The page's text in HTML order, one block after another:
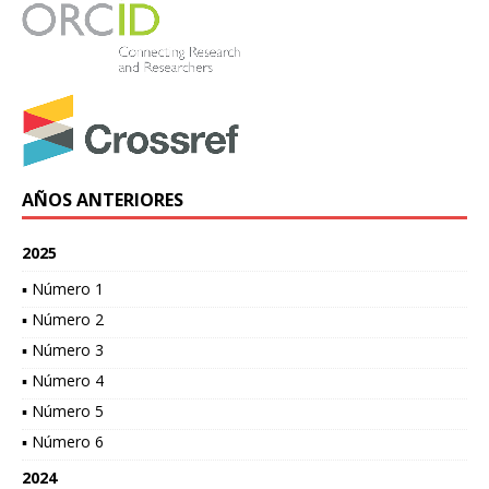
AÑOS ANTERIORES
2025
▪ Número 1
▪ Número 2
▪ Número 3
▪ Número 4
▪ Número 5
▪ Número 6
2024